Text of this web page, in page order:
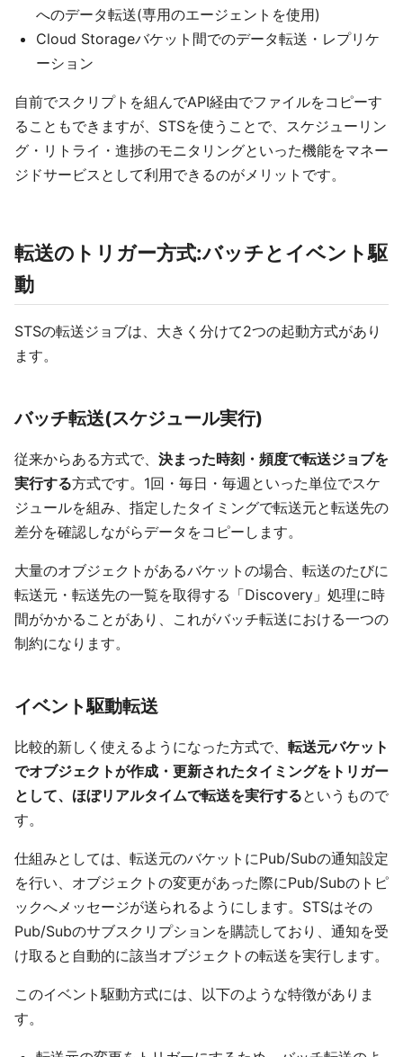
へのデータ転送(専用のエージェントを使用)
Cloud Storageバケット間でのデータ転送・レプリケ
ーション
自前でスクリプトを組んでAPI経由でファイルをコピーす
ることもできますが、STSを使うことで、スケジューリン
グ・リトライ・進捗のモニタリングといった機能をマネー
ジドサービスとして利用できるのがメリットです。
転送のトリガー方式:バッチとイベント駆
動
STSの転送ジョブは、大きく分けて2つの起動方式があり
ます。
バッチ転送(スケジュール実行)
従来からある方式で、 決まった時刻・頻度で転送ジョブを
実行する方式です。1回・毎日・毎週といった単位でスケ
ジュールを組み、指定したタイミングで転送元と転送先の
差分を確認しながらデータをコピーします。
大量のオブジェクトがあるバケットの場合、転送のたびに
転送元・転送先の一覧を取得する「Discovery」処理に時
間がかかることがあり、これがバッチ転送における一つの
制約になります。
イベント駆動転送
比較的新しく使えるようになった方式で、 転送元バケット
でオブジェクトが作成・更新されたタイミングをトリガー
として、ほぼリアルタイムで転送を実行するというもので
す。
仕組みとしては、転送元のバケットにPub/Subの通知設定
を行い、オブジェクトの変更があった際にPub/Subのトピ
ックへメッセージが送られるようにします。STSはその
Pub/Subのサブスクリプションを購読しており、通知を受
け取ると自動的に該当オブジェクトの転送を実行します。
このイベント駆動方式には、以下のような特徴がありま
す。